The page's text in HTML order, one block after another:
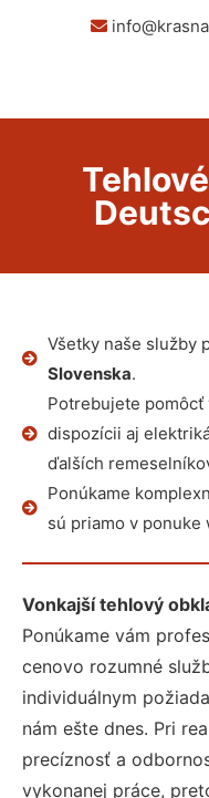
Všetky naše služby
Slovenska.
Potrebujete pomôcť
dispozícii aj
ďalších
Ponúkame
sú priamo v ponuke
Vonkajší tehlový
Ponúkame vám
cenovo rozumné
individuálnym
nám ešte dnes. Pri
precíznosť a
vykonanej práce,